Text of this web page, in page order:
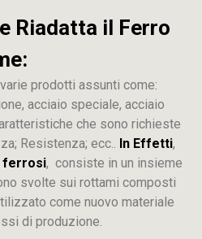
Riadatta il Ferro
prodotti assunti come:
acciaio speciale, acciaio
che sono richieste
Resistenza; ecc.. In Effetti,
ferrosi, consiste in un insieme
svolte sui rottami composti
come nuovo materiale
di produzione.